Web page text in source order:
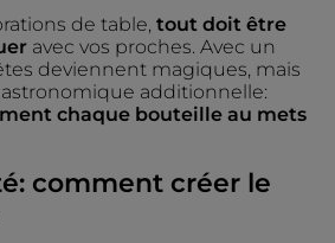
de table, tout doit être
avec vos proches. Avec un
deviennent magiques, mais
additionnelle:
chaque bouteille au mets
comment créer le